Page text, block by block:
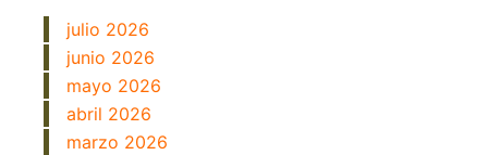
julio 2026
junio 2026
mayo 2026
abril 2026
marzo 2026